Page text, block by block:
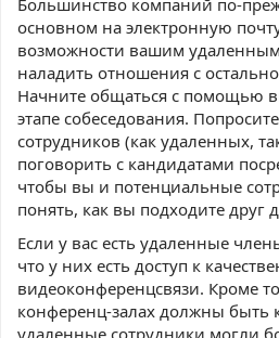
Большинство компаний по-
основном на электронную
возможности вашим
наладить отношения с
Начните общаться с помощью
этапе собеседования.
сотрудников (как удаленных,
поговорить с кандидатами
чтобы вы и потенциальные
понять, как вы подходите друг
Если у вас есть удаленные
что у них есть доступ к
видеоконференцсвязи. Кроме
конференц-залах должны быть
удаленные сотрудники могли